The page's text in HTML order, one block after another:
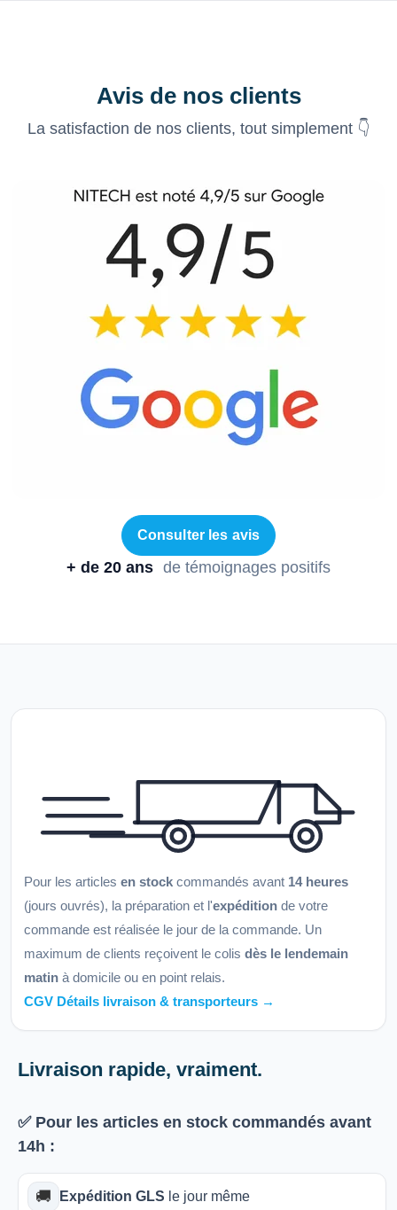
Avis de nos clients
La satisfaction de nos clients, tout simplement 👇
Consulter les avis
+ de 20 ans de témoignages positifs
Pour les articles en stock commandés avant 14 heures
(jours ouvrés), la préparation et l'expédition de votre
commande est réalisée le jour de la commande. Un
maximum de clients reçoivent le colis dès le lendemain
matin à domicile ou en point relais.
CGV Détails livraison & transporteurs →
Livraison rapide, vraiment.
✅ Pour les articles en stock commandés avant
14h :
🚚 Expédition GLS le jour même